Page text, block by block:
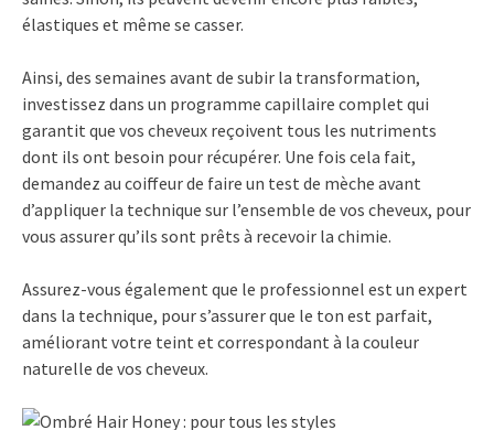
élastiques et même se casser.
Ainsi, des semaines avant de subir la transformation,
investissez dans un programme capillaire complet qui
garantit que vos cheveux reçoivent tous les nutriments
dont ils ont besoin pour récupérer. Une fois cela fait,
demandez au coiffeur de faire un test de mèche avant
d’appliquer la technique sur l’ensemble de vos cheveux, pour
vous assurer qu’ils sont prêts à recevoir la chimie.
Assurez-vous également que le professionnel est un expert
dans la technique, pour s’assurer que le ton est parfait,
améliorant votre teint et correspondant à la couleur
naturelle de vos cheveux.